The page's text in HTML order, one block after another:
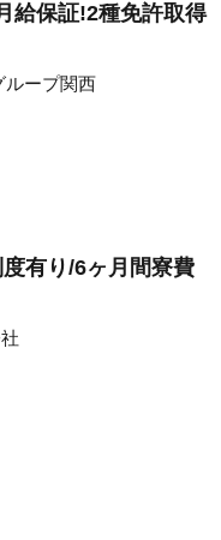
給保証!2種免許取得
ループ関西
有り/6ヶ月間寮費